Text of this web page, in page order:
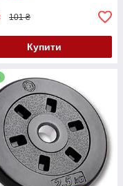
101 ₴
Купити